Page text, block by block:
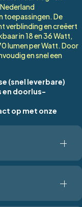
toepassingen. De
verblinding en creëert
in 18 en 36 Watt,
lumen per Watt. Door
en snel een
(snel leverbare)
en doorlus-
op met onze
sterke
fabriceren
tot een